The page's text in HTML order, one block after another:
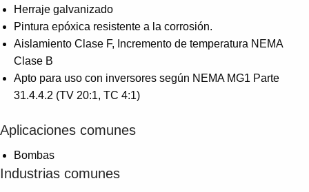
Suggestions
Products
See more products
Herraje galvanizado
Pintura epóxica resistente a la corrosión.
Aislamiento Clase F, Incremento de temperatura NEMA
Clase B
Apto para uso con inversores según NEMA MG1 Parte
31.4.4.2 (TV 20:1, TC 4:1)
Aplicaciones comunes
Bombas
Industrias comunes